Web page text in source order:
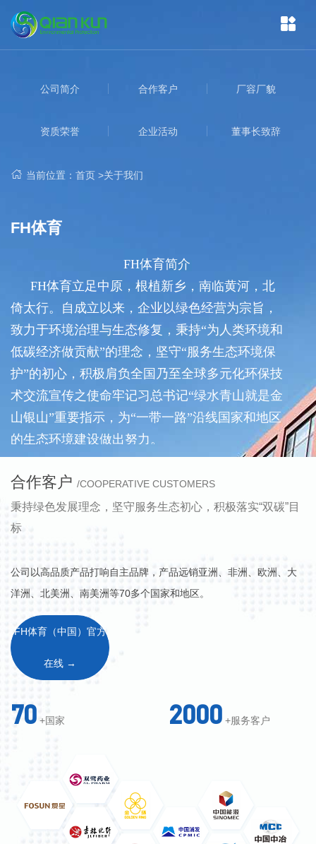
公司简介 合作客户 厂容厂貌
资质荣誉 企业活动 董事长致辞
当前位置： 首页 >关于我们
FH体育
FH体育简介
FH体育立足中原，根植新乡，南临黄河，北
倚太行。自成立以来，企业以绿色经营为宗旨，
致力于环境治理与生态修复，秉持“为人类环境和
低碳经济做贡献”的理念，坚守“服务生态环境保
护”的初心，积极肩负全国乃至全球多元化环保技
术交流宣传之使命牢记习总书记“绿水青山就是金
山银山”重要指示，为“一带一路”沿线国家和地区
的生态环境建设做出努力。
企业在做大做强的同时，始终不忘回报社
会，FH体育（中国）官方在线心怀兼济，再接再
厉，参与更多社会公益事业，传递“奉献、友爱、
互助、进步”的志愿服务精神。
进的环保技术和装备，拥有丰富的实践经验、水
处理技术运用型人才组成的科研团队，形成了完
善的设计、制造、工程服务体系，能够为不同行
业的广大客户提供各种性质的废水、废气、监测
等治理一站式服务，公司拥有科技成果及计算机
软著多项，专利证书七十余项；在造纸、印染、
化工、化纤、皮革、制药、食品、养殖等各类工
业废水及市政生活污水处理工程有超过2000家以
包、中水回用、海水淡化、黑臭水体治理、智慧
环保、在线监测、生物除臭、VOCs治理、成套
环保设备的生产制造（污泥脱水机，气浮机，刮
合作客户 /COOPERATIVE CUSTOMERS
秉持绿色发展理念，坚守服务生态初心，积极落实“双碳”目
标
公司以高品质产品打响自主品牌，产品远销亚洲、非洲、欧洲、大
洋洲、北美洲、南美洲等70多个国家和地区。
FH体育（中国）官方
在线 →
70 +国家 2000 +服务客户